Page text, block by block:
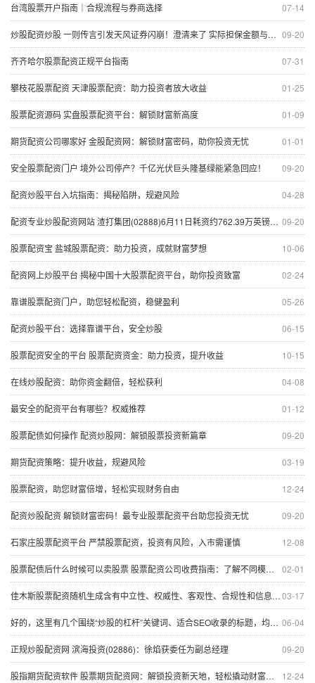
07-14
台湾股票开户指南｜合规流程与券商选择
09-20
炒股配资炒股 一则传言引发天风证券闪崩！澄清来了 实际担保金额与传闻相差甚远
07-31
齐齐哈尔股票配资正规平台指南
01-25
攀枝花股票配资 天津股票配资：助力投资者放大收益
01-09
股票配资源码 实盘股票配资平台：解锁财富新高度
01-01
期货配资公司哪家好 金股配资网：解锁财富密码，助你投资无忧
09-20
安全股票配资门户 境外公司停产？千亿光伏巨头隆基绿能紧急回应！
04-28
配资炒股平台入坑指南：揭秘陷阱，规避风险
09-20
配资专业炒股配资网站 渣打集团(02888)6月11日耗资约762.39万英镑回购约104.06万股
10-06
股票配资宝 盐城股票配资：助力投资，成就财富梦想
02-24
配资网上炒股平台 揭秘中国十大股票配资平台，助你投资致富
05-26
靠谱股票配资门户，助您轻松配资，稳健盈利
06-15
配资炒股平台：选择靠谱平台，安全炒股
10-15
股票配资安全的平台 股票配资资金：助力投资，提升收益
04-08
在线炒股配资：助你资金翻倍，轻松获利
01-12
最安全的配资平台有哪些？权威推荐
09-20
股票配债如何操作 配资炒股网：解锁股票投资新篇章
03-19
期货配资策略：提升收益，规避风险
12-24
股票配资，助您财富倍增，轻松实现财务自由
09-20
配资炒股配资 解锁财富密码！最专业股票配资平台助您投资无忧
12-08
石家庄股票配资平台 严禁股票配资，投资有风险，入市需谨慎
02-01
股票配债后什么时候可以卖股票 股票配资公司收费指南：了解不同模式下的成本
03-17
佳木斯股票配资随机生成含有中立性、权威性、客观性、合规性和信息实用性适合网站发布不超30字的标题
06-04
好的，这里有几个围绕“炒股的杠杆”关键词、适合SEO收录的标题，均在以内：
09-20
正规炒股配资网 滨海投资(02886)：徐焰获委任为副总经理
12-24
股指期货配资软件 股票期货配资网：解锁投资新天地，轻松撬动财富杠杆